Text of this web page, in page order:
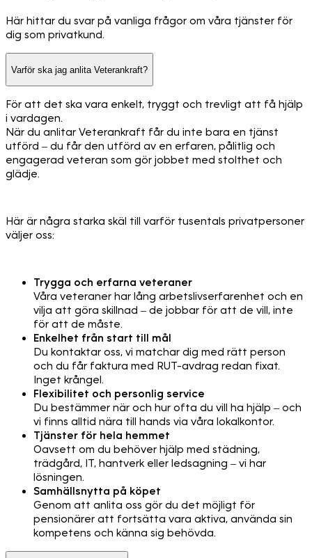
Här hittar du svar på vanliga frågor om våra tjänster för
dig som privatkund.
Varför ska jag anlita Veterankraft?
För att det ska vara enkelt, tryggt och trevligt att få hjälp
i vardagen.
När du anlitar Veterankraft får du inte bara en tjänst
utförd – du får den utförd av en erfaren, pålitlig och
engagerad veteran som gör jobbet med stolthet och
glädje.
Här är några starka skäl till varför tusentals privatpersoner
väljer oss:
Trygga och erfarna veteraner
Våra veteraner har lång arbetslivserfarenhet och en
vilja att göra skillnad – de jobbar för att de vill, inte
för att de måste.
Enkelhet från start till mål
Du kontaktar oss, vi matchar dig med rätt person
och du får faktura med RUT-avdrag redan fixat.
Inget krångel.
Flexibilitet och personlig service
Du bestämmer när och hur ofta du vill ha hjälp – och
vi finns alltid nära till hands via våra lokalkontor.
Tjänster för hela hemmet
Oavsett om du behöver hjälp med städning,
trädgård, IT, hantverk eller ledsagning – vi har
lösningen.
Samhällsnytta på köpet
Genom att anlita oss gör du det möjligt för
pensionärer att fortsätta vara aktiva, använda sin
kompetens och känna sig behövda.